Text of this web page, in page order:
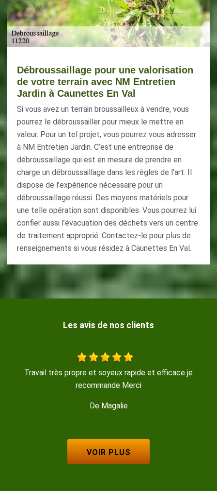
Débroussaillage pour une valorisation
de votre terrain avec NM Entretien
Jardin à Caunettes En Val
Si vous avez un terrain broussailleux à vendre, vous
pourrez le débroussailler pour mieux le mettre en
valeur. Pour un tel projet, vous pourrez vous adresser
à NM Entretien Jardin. C’est une entreprise de
débroussaillage qui est en mesure de prendre en
charge un débroussaillage dans les règles de l’art. Il
dispose de l’expérience nécessaire pour un
débroussaillage réussi. Des moyens matériels pour
une telle opération sont disponibles. Vous pourrez lui
confier aussi l’évacuation des déchets vers un centre
de traitement approprié. Contactez-le pour plus de
renseignements si vous résidez à Caunettes En Val.
Les avis de nos clients
et soyeux rapide et efficace je
travail
VOIR PLUS